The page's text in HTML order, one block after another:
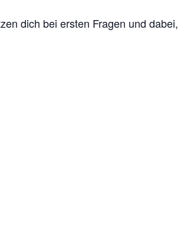
dich bei ersten Fragen und dabei,